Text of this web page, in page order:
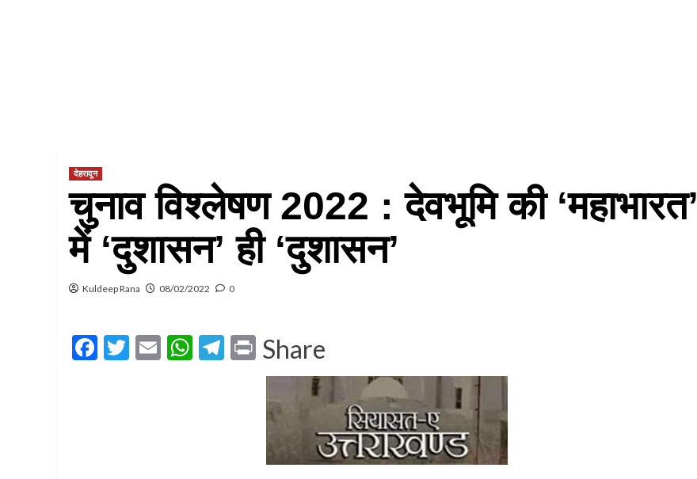
देहरादून
चुनाव विश्लेषण 2022 : देवभूमि की ‘महाभारत’
में ‘दुशासन’ ही ‘दुशासन’
Kuldeep Rana 08/02/2022 0
Facebook
Twitter
EmailWhatsApp
Telegram
Print
Share